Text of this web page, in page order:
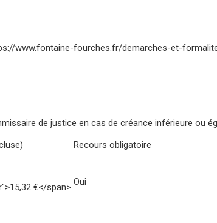
www.fontaine-fourches.fr/demarches-et-
de justice en cas de créance inférieure ou
Recours obligatoire
€</span> Oui